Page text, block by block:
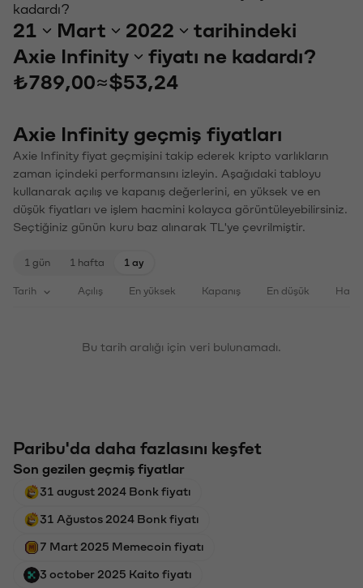
kadardı?
21 Mart 2022
tarihindeki
Axie Infinity
fiyatı ne kadardı?
₺789,00≈$53,24
Axie Infinity geçmiş fiyatları
Axie Infinity fiyat geçmişini takip ederek kripto varlıkların
zaman içindeki performansını izleyin. Aşağıdaki tabloyu
kullanarak açılış ve kapanış değerlerini, en yüksek ve en
düşük fiyatları ve işlem hacmini kolayca görüntüleyebilirsiniz.
Seçtiğiniz günün kuru baz alınarak TL'ye çevrilmiştir.
1 gün 1 hafta 1 ay
Tarih Açılış En yüksek Kapanış En düşük
Bu tarih aralığı için veri bulunamadı.
Paribu'da daha fazlasını keşfet
Son gezilen geçmiş fiyatlar
31 august 2024 Bonk fiyatı
31 Ağustos 2024 Bonk fiyatı
7 Mart 2025 Memecoin fiyatı
3 october 2025 Kaito fiyatı